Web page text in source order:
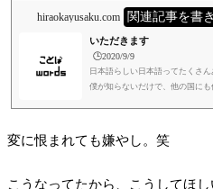
hiraokayusaku.com 関連記事を書
いただきます
🕒️2020/9/9
日本語らしい日本語ってたくさ
僕が知らないだけで、他の国に
きます、の場合は精神的な意味
の真意というのは、日本にある
変に恨まれても嫌やし。笑
こうなってたから、こうしてほ